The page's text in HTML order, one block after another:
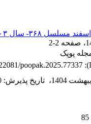
، صفحه 2-2
پوپک
poopak.2025.77337
، تاریخ پذیرش: